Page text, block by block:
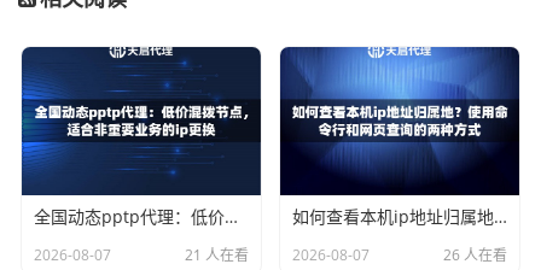
这些问题归根结底，是因为缺乏有效的并发控制策略和IP资
源管理机制 。
并发环境下的IP资源管理核心策略
要解决上述问题，关键在于设计一个健壮的IP资源管理器。
全国动态pptp代理：低价混拨节点，适合非重要业务的ip更换
2026-08-07 21 人在看
如何查看本机ip地址归属地？使用命令行和网页查询的两种方式
2026-08-07 26 人在看